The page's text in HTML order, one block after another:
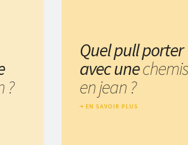
?
Quel pull porter
avec une
en jean ?
EN SAVOIR PLUS